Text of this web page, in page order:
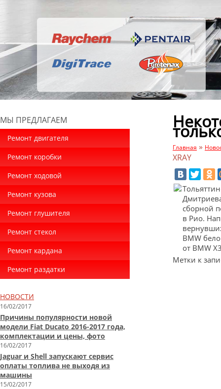
МЫ ПРЕДЛАГАЕМ
Ремонт двигателя
Ремонт коробки
Ремонт ходовой
Ремонт кузова
Ремонт глушителя
Ремонт стекол
Ремонт кардана
Ремонт раздатки
НОВОСТИ
16/02/2017
Причины популярности новой
модели Fiat Ducato 2016-2017 года,
комплектации и цены, фото
16/02/2017
Jaguar и Shell запускают сервис
оплаты топлива не выходя из
машины
15/02/2017
Главная »
XRAY
сборной
в Рио.
BMW
от BMW
Метки к